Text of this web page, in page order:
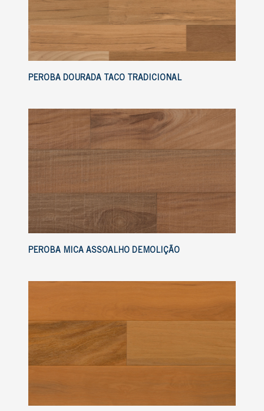
PEROBA DOURADA TACO TRADICIONAL
PEROBA MICA ASSOALHO DEMOLIÇÃO